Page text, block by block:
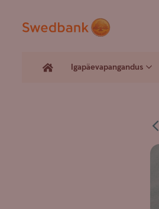
Igapäevapangandus